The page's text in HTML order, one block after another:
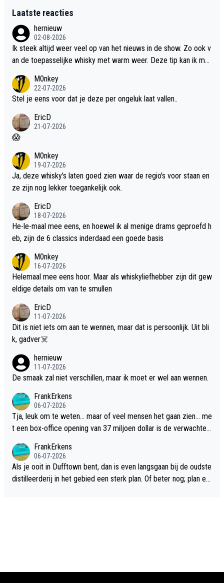
Laatste reacties
hernieuw
02-08-2026
Ik steek altijd weer veel op van het nieuws in de show. Zo ook v
an de toepasselijke whisky met warm weer. Deze tip kan ik met
M0nkey
22-07-2026
Stel je eens voor dat je deze per ongeluk laat vallen..
EricD
21-07-2026
😱
M0nkey
19-07-2026
Ja, deze whisky's laten goed zien waar de regio's voor staan en
ze zijn nog lekker toegankelijk ook.
EricD
18-07-2026
He-le-maal mee eens, en hoewel ik al menige drams geproefd h
eb, zijn de 6 classics inderdaad een goede basis
M0nkey
16-07-2026
Helemaal mee eens hoor. Maar als whiskyliefhebber zijn dit gew
eldige details om van te smullen
EricD
11-07-2026
Dit is niet iets om aan te wennen, maar dat is persoonlijk. Uit bli
k, gadver☠️
hernieuw
11-07-2026
De smaak zal niet verschillen, maar ik moet er wel aan wennen.
FrankErkens
06-07-2026
Tja, leuk om te weten... maar of veel mensen het gaan zien... me
t een box-office opening van 37 miljoen dollar is de verwachte
FrankErkens
06-07-2026
Als je ooit in Dufftown bent, dan is even langsgaan bij de oudste
distilleerderij in het gebied een sterk plan. Of beter nog; plan ee